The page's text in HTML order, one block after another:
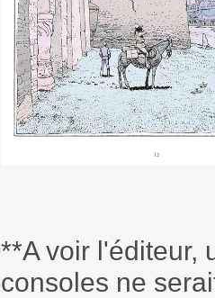
**A voir l'éditeur,
consoles ne